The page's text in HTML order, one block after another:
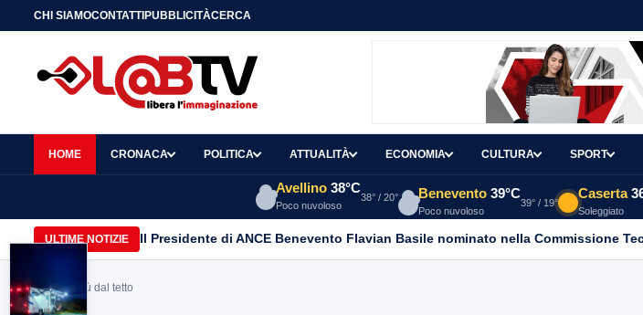
CHI SIAMOCONTATTIPUBBLICITÀCERCA
HOME CRONACA POLITICA ATTUALITÀ ECONOMIA CULTURA SPORT
Avellino 38°C
Poco nuvoloso
38° / 20° Benevento 39°C
Poco nuvoloso
39° / 19°
Caserta
Soleggiato
ULTIME NOTIZIE Il Presidente di ANCE Benevento Flavian Basile nominato nella Commissione
Home> giù dal tetto